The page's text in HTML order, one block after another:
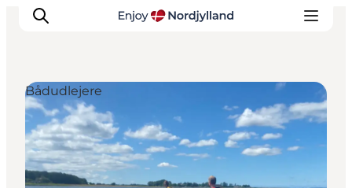
Oplevelser og aktiviteter
Planlæg din tur
Byer og steder
Bådudlejere